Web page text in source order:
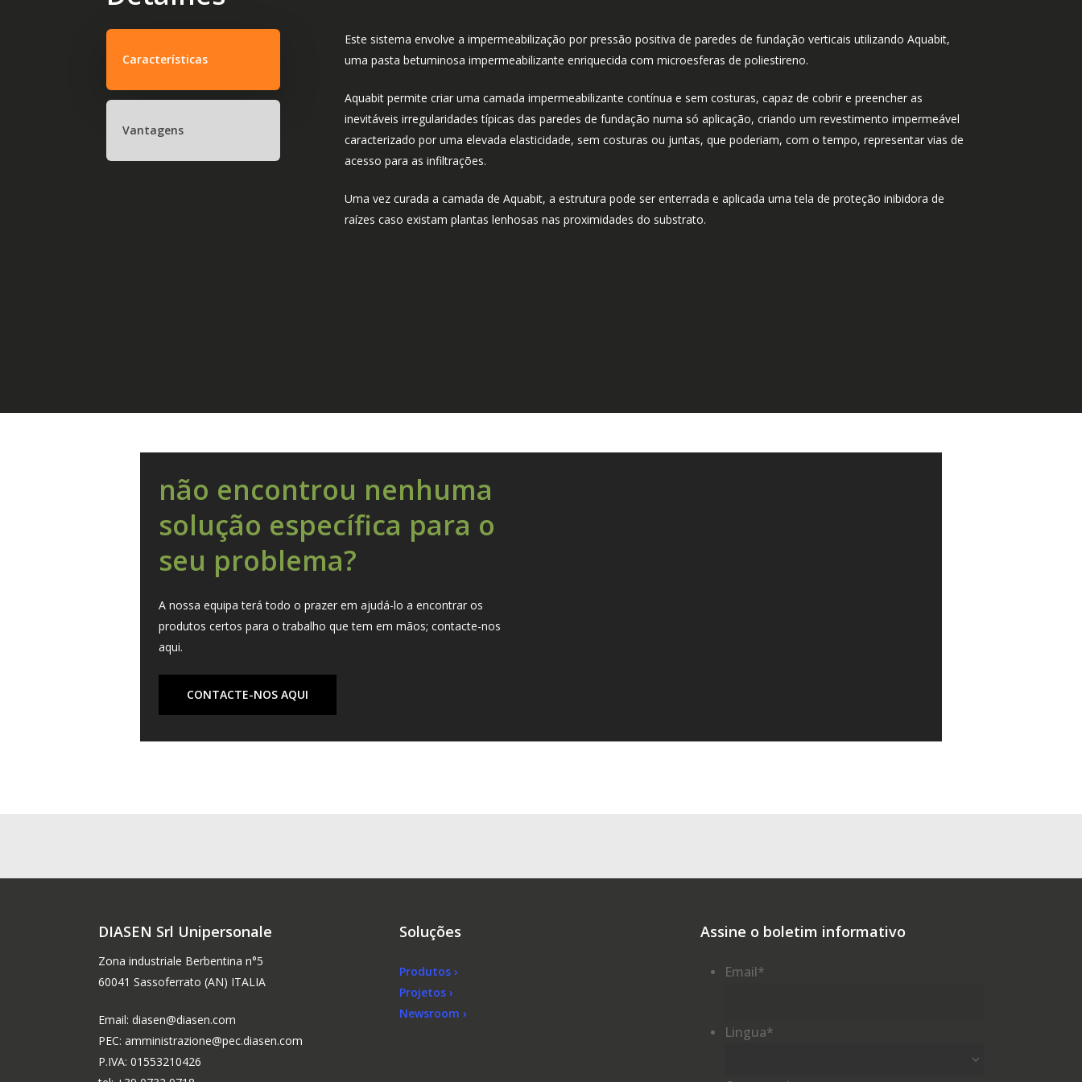
Características
Vantagens
Este sistema envolve a impermeabilização por pressão positiva de paredes de fundação verticais utilizando Aquabit,
uma pasta betuminosa impermeabilizante enriquecida com microesferas de poliestireno.
Aquabit permite criar uma camada impermeabilizante contínua e sem costuras, capaz de cobrir e preencher as
inevitáveis irregularidades típicas das paredes de fundação numa só aplicação, criando um revestimento impermeável
caracterizado por uma elevada elasticidade, sem costuras ou juntas, que poderiam, com o tempo, representar vias de
acesso para as infiltrações.
Uma vez curada a camada de Aquabit, a estrutura pode ser enterrada e aplicada uma tela de proteção inibidora de
raízes caso existam plantas lenhosas nas proximidades do substrato.
não encontrou nenhuma
solução específica para o
seu problema?
A nossa equipa terá todo o prazer em ajudá-lo a encontrar os
produtos certos para o trabalho que tem em mãos; contacte-nos
aqui.
CONTACTE-NOS AQUI
DIASEN Srl Unipersonale
Zona industriale Berbentina n°5
60041 Sassoferrato (AN) ITALIA
Email: diasen@diasen.com
PEC: amministrazione@pec.diasen.com
P.IVA: 01553210426
Soluções
Produtos ›
Projetos ›
Newsroom ›
Assine o boletim informativo
Email*
Lingua*